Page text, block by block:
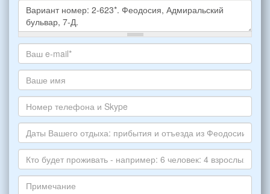
Какое
жилье
хотите
снять,
укажите
пожалуйста
НОМЕР
варианта:
*
Ваш
адрес
электронной
почты
*
Ваше
имя
Номер
телефона
и
Skype
Даты
Вашего
отдыха:
прибытия
Кто
будет